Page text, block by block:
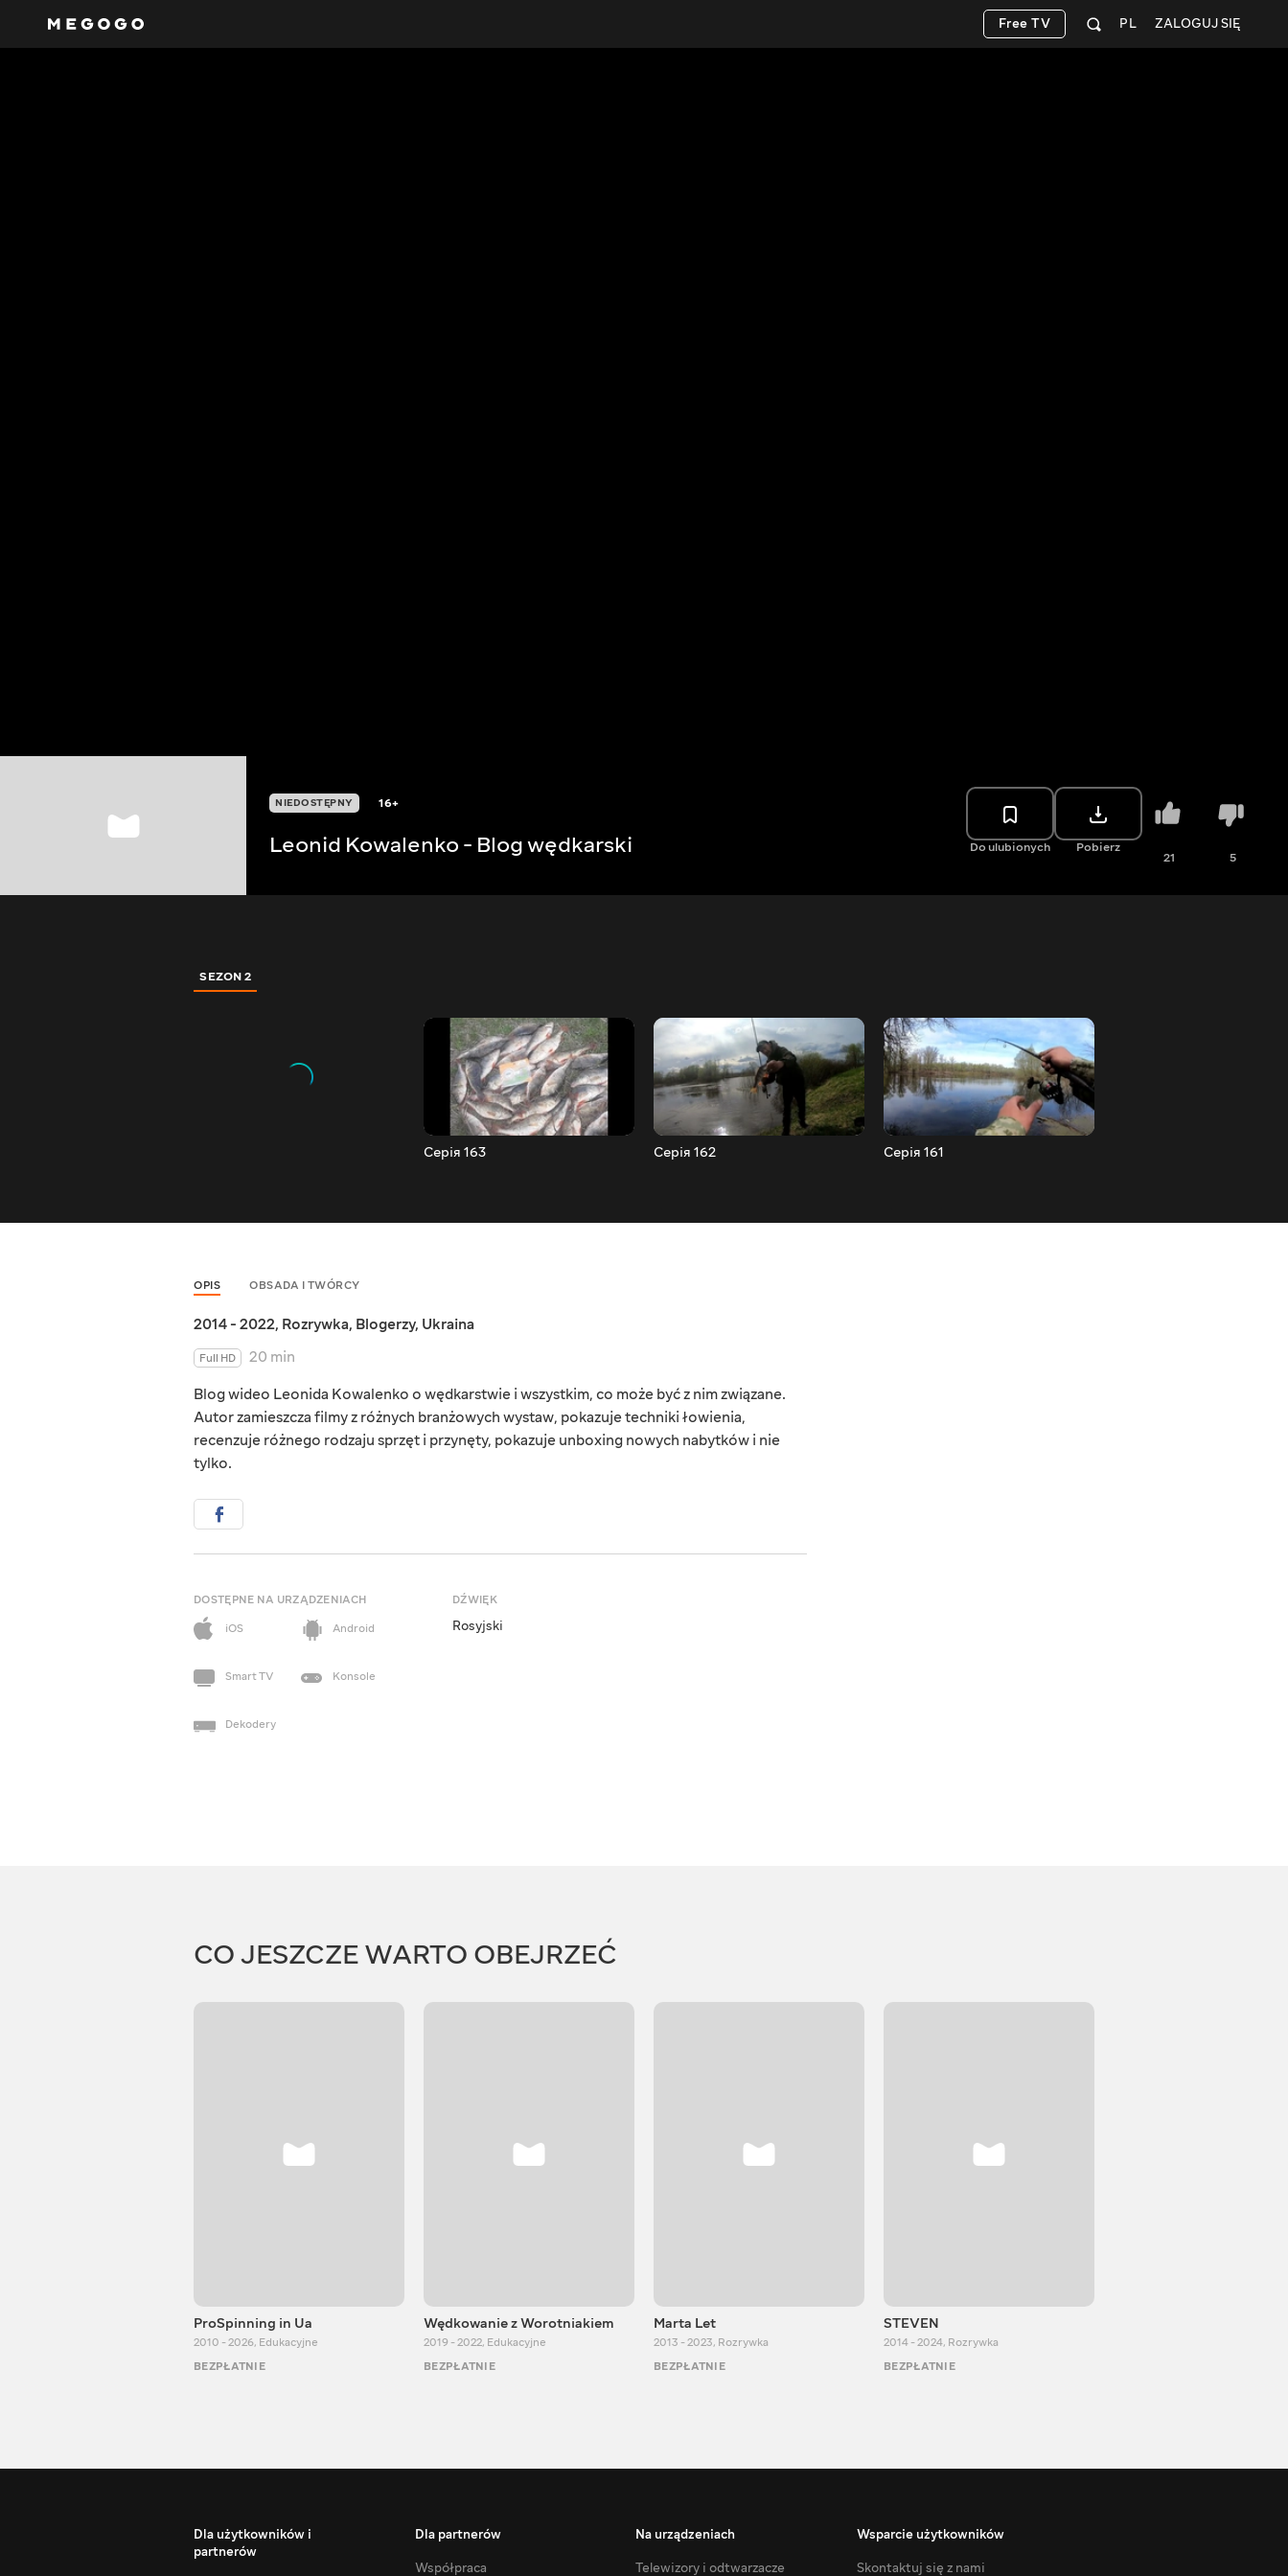
ZALOGUJ SIĘ
PL
Free TV
NIEDOSTĘPNY 16+
Leonid Kowalenko - Blog wędkarski Do ulubionych Pobierz
21 5
SEZON 2
Серія 163 Серія 162 Серія 161
OPIS OBSADA I TWÓRCY
2014 - 2022, Rozrywka, Blogerzy, Ukraina
Full HD
20 min
Blog wideo Leonida Kowalenko o wędkarstwie i wszystkim, co może być z nim związane.
Autor zamieszcza filmy z różnych branżowych wystaw, pokazuje techniki łowienia,
recenzuje różnego rodzaju sprzęt i przynęty, pokazuje unboxing nowych nabytków i nie
tylko.
DOSTĘPNE NA URZĄDZENIACH
iOS
Android
Smart TV Konsole
Dekodery
DŹWIĘK
Rosyjski
CO JESZCZE WARTO OBEJRZEĆ
ProSpinning in Ua
2010 - 2026, Edukacyjne
BEZPŁATNIE
Wędkowanie z Worotniakiem
2019 - 2022, Edukacyjne
BEZPŁATNIE
Marta Let
2013 - 2023, Rozrywka
BEZPŁATNIE
STEVEN
2014 - 2024, Rozrywka
BEZPŁATNIE
Dla użytkowników i
partnerów
Dla partnerów
Współpraca
Na urządzeniach
Telewizory i odtwarzacze
Wsparcie użytkowników
Skontaktuj się z nami